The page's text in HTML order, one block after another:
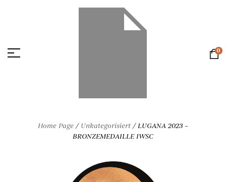
0
Home Page / Unkategorisiert /LUGANA 2023 –
BRONZEMEDAILLE IWSC